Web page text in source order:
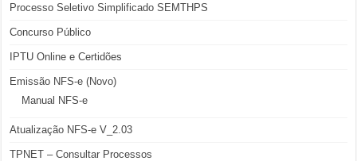
Processo Seletivo Simplificado SEMTHPS
Concurso Público
IPTU Online e Certidões
Emissão NFS-e (Novo)
Manual NFS-e
Atualização NFS-e V_2.03
TPNET – Consultar Processos